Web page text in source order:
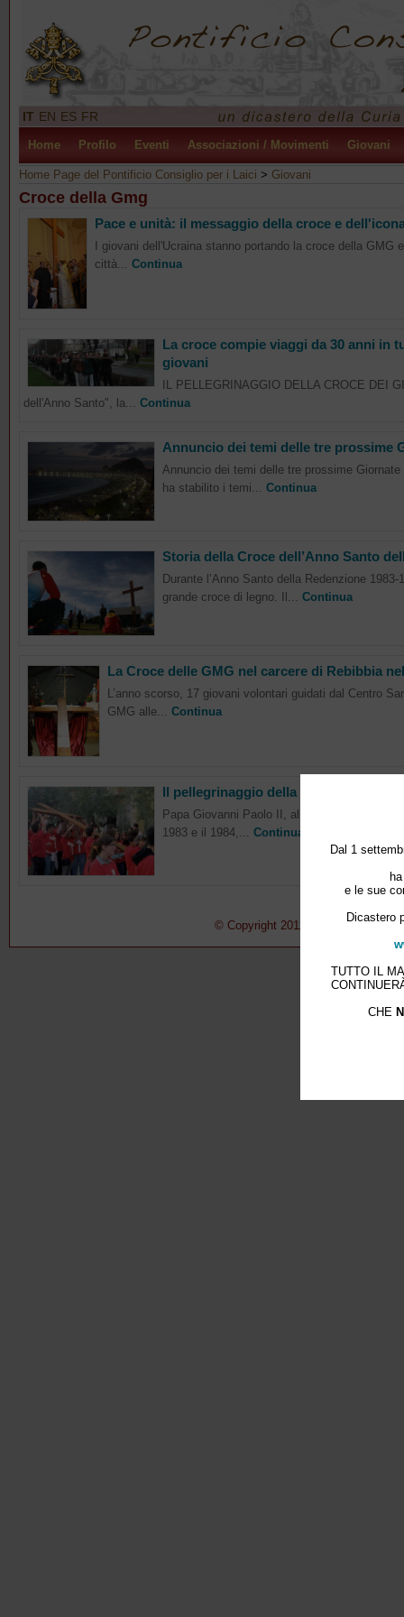
IT EN ES FR
Home Profilo Eventi Associazioni / Movimenti Giovani
Home Page del Pontificio Consiglio per i Laici > Giovani
Croce della Gmg
Pace e unità: il messaggio della croce e
I giovani dell'Ucraina stanno portando la croce della
città... Continua
La croce compie viaggi da 30 anni in
giovani
IL PELLEGRINAGGIO DELLA CROCE DEI
dell'Anno Santo", la... Continua
Annuncio dei temi delle tre prossime
Annuncio dei temi delle tre prossime
ha stabilito i temi... Continua
Storia della Croce dell’Anno Santo
Durante l’Anno Santo della Redenzione
grande croce di legno. Il... Continua
La Croce delle GMG nel carcere di Rebibbia
L’anno scorso, 17 giovani volontari guidati dal Centro
GMG alle... Continua
Il pellegrinaggio della Croce e
Papa Giovanni Paolo II, all’inizio dell’Anno
1983 e il 1984,... Continua
© Copyright 2011-2015 Pontificio
Dal 1
e le sue
Dicastero
TUTTO IL
CHE